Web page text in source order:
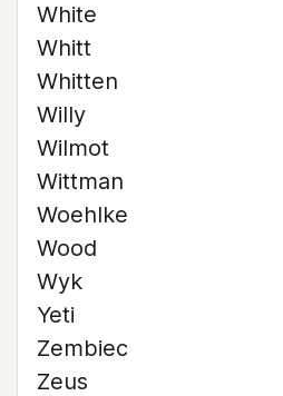
White
Whitt
Whitten
Willy
Wilmot
Wittman
Woehlke
Wood
Wyk
Yeti
Zembiec
Zeus